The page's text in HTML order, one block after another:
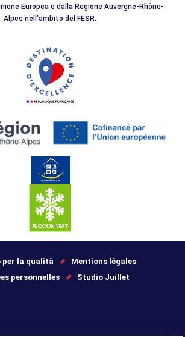
Europea e dalla Regione Auvergne-Rhône-
Alpes nell'ambito del FESR.
per la qualità
Mentions légales
personnelles
Studio Juillet